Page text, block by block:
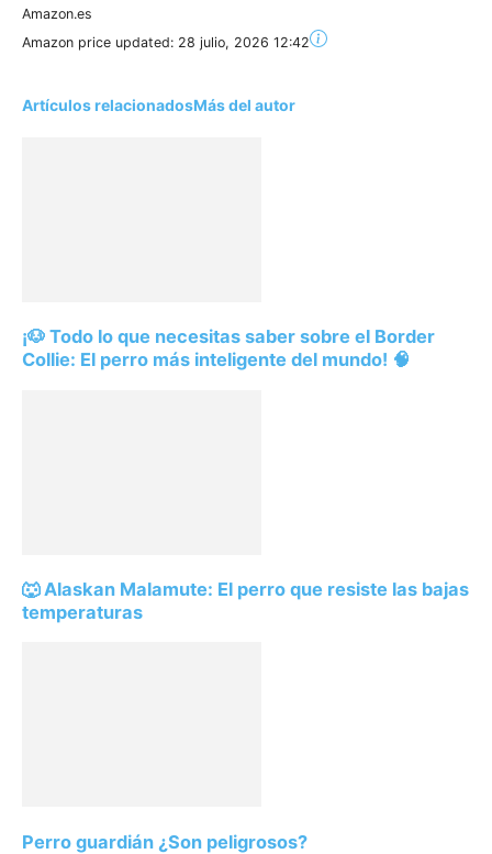
Amazon.es
Amazon price updated: 28 julio, 2026 12:42
Artículos relacionadosMás del autor
¡🐶 Todo lo que necesitas saber sobre el Border
Collie: El perro más inteligente del mundo! 🧠
🐺 Alaskan Malamute: El perro que resiste las bajas
temperaturas
Perro guardián ¿Son peligrosos?